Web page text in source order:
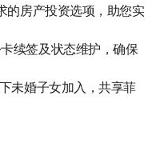
的房产投资选项，助您实
续签及状态维护，确保
未婚子女加入，共享菲